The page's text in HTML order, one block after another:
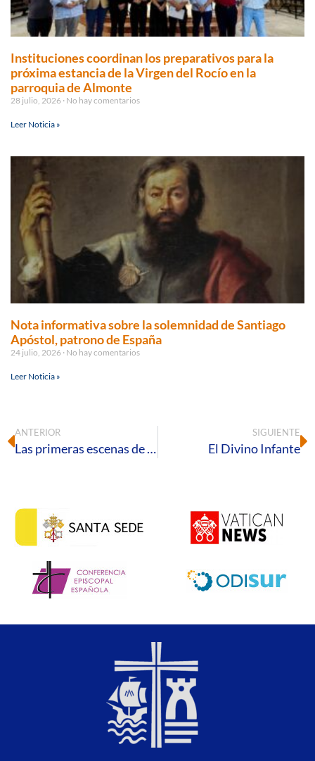
Instituciones coordinan los preparativos para la
próxima estancia de la Virgen del Rocío en la
parroquia de Almonte
28 julio, 2026 No hay comentarios
Leer Noticia »
Nota informativa sobre la solemnidad de Santiago
Apóstol, patrono de España
24 julio, 2026 No hay comentarios
Leer Noticia »
ANTERIOR
Las primeras escenas de la infancia del hijo de Dios
SIGUIENTE
El Divino Infante